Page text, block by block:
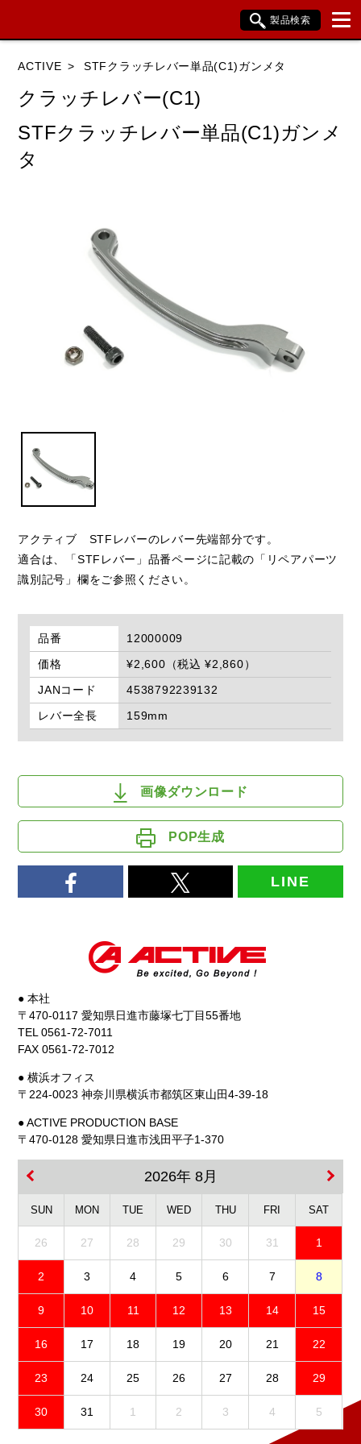
製品検索
HONDA YAMAHA SUZUKI
ACTIVE STFクラッチレバー単品(C1)ガンメタ
クラッチレバー(C1)
STFクラッチレバー単品(C1)ガンメ
タ
アクティブ STFレバーのレバー先端部分です。
適合は、「STFレバー」品番ページに記載の「リペアパーツ
識別記号」欄をご参照ください。
品番
12000009
価格
¥2,600（税込 ¥2,860）
JANコード
4538792239132
レバー全長
159mm
画像ダウンロード
POP生成
LINE
● 本社
〒470-0117 愛知県日進市藤塚七丁目55番地
TEL 0561-72-7011
FAX 0561-72-7012
● 横浜オフィス
〒224-0023 神奈川県横浜市都筑区東山田4-39-18
● ACTIVE PRODUCTION BASE
〒470-0128 愛知県日進市浅田平子1-370
2026年 8月
SUN MON TUE WED THU FRI SAT
26 27 28 29 30 31 1
2 3 4 5 6 7 8
9 10 11 12 13 14 15
16 17 18 19 20 21 22
23 24 25 26 27 28 29
30 31 1 2 3 4 5